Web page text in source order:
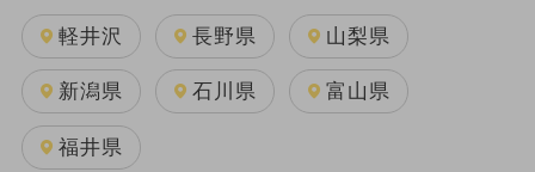
軽井沢 長野県 山梨県
新潟県 石川県 富山県
福井県